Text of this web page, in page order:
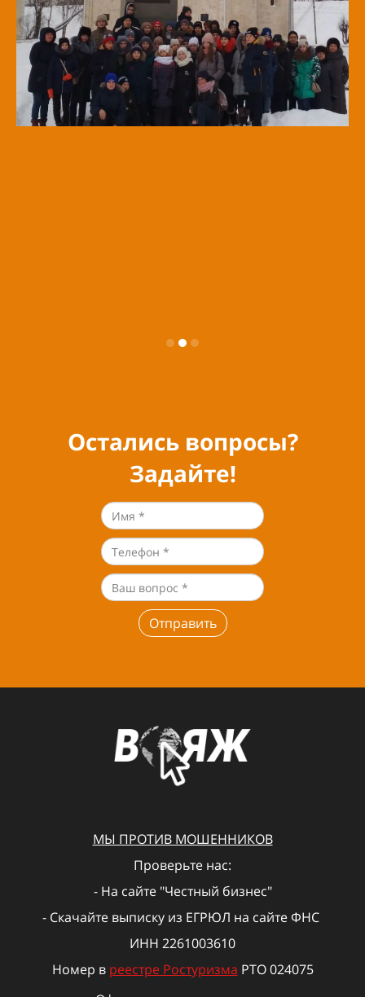
Остались вопросы?
Задайте!
Отправить
МЫ ПРОТИВ МОШЕННИКОВ
Проверьте нас:
- На сайте "Честный бизнес"
- Скачайте выписку из ЕГРЮЛ на сайте ФНС
ИНН 2261003610
Номер в реестре Ростуризма РТО 024075